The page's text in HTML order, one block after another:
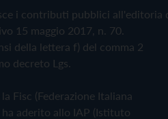
i contributi pubblici all'editoria
15 maggio 2017, n. 70.
della lettera f) del comma 2
decreto Lgs.
Fisc (Federazione Italiana
aderito allo IAP (Istituto